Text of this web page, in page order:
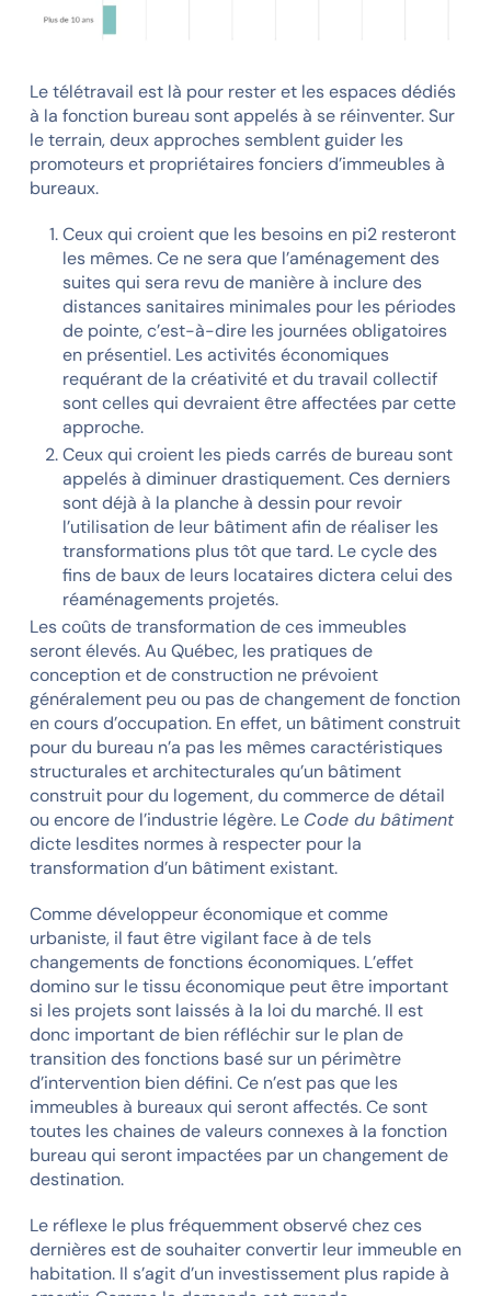
Le télétravail est là pour rester et les espaces dédiés
à la fonction bureau sont appelés à se réinventer. Sur
le terrain, deux approches semblent guider les
promoteurs et propriétaires fonciers d’immeubles à
bureaux.
Ceux qui croient que les besoins en pi2 resteront
les mêmes. Ce ne sera que l’aménagement des
suites qui sera revu de manière à inclure des
distances sanitaires minimales pour les périodes
de pointe, c’est-à-dire les journées obligatoires
en présentiel. Les activités économiques
requérant de la créativité et du travail collectif
sont celles qui devraient être affectées par cette
approche.
Ceux qui croient les pieds carrés de bureau sont
appelés à diminuer drastiquement. Ces derniers
sont déjà à la planche à dessin pour revoir
l’utilisation de leur bâtiment afin de réaliser les
transformations plus tôt que tard. Le cycle des
fins de baux de leurs locataires dictera celui des
réaménagements projetés.
Les coûts de transformation de ces immeubles
seront élevés. Au Québec, les pratiques de
conception et de construction ne prévoient
généralement peu ou pas de changement de fonction
en cours d’occupation. En effet, un bâtiment construit
pour du bureau n’a pas les mêmes caractéristiques
structurales et architecturales qu’un bâtiment
construit pour du logement, du commerce de détail
ou encore de l’industrie légère. Le Code du bâtiment
dicte lesdites normes à respecter pour la
transformation d’un bâtiment existant.
Comme développeur économique et comme
urbaniste, il faut être vigilant face à de tels
changements de fonctions économiques. L’effet
domino sur le tissu économique peut être important
si les projets sont laissés à la loi du marché. Il est
donc important de bien réfléchir sur le plan de
transition des fonctions basé sur un périmètre
d’intervention bien défini. Ce n’est pas que les
immeubles à bureaux qui seront affectés. Ce sont
toutes les chaines de valeurs connexes à la fonction
bureau qui seront impactées par un changement de
destination.
Le réflexe le plus fréquemment observé chez ces
dernières est de souhaiter convertir leur immeuble en
habitation. Il s’agit d’un investissement plus rapide à